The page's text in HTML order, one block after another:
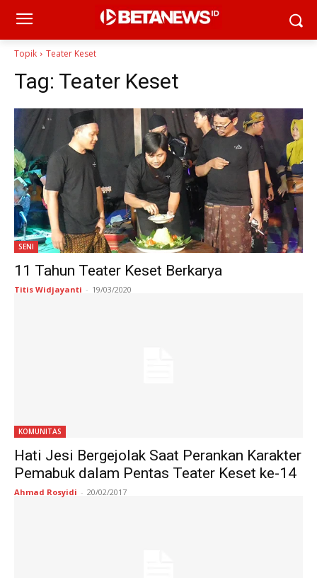
Topik Teater Keset
Tag: Teater Keset
SENI
11 Tahun Teater Keset Berkarya
Titis Widjayanti - 19/03/2020
KOMUNITAS
Hati Jesi Bergejolak Saat Perankan Karakter
Pemabuk dalam Pentas Teater Keset ke-14
Ahmad Rosyidi - 20/02/2017